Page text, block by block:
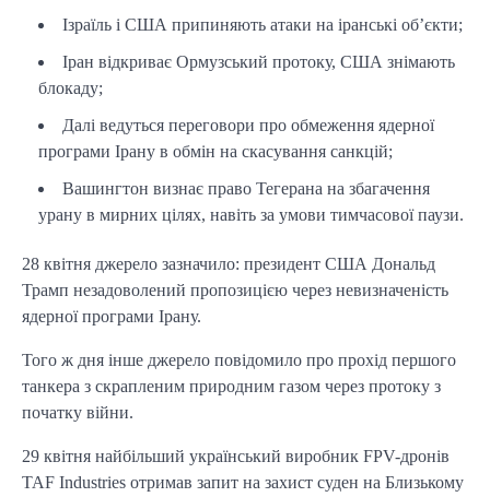
Ізраїль і США припиняють атаки на іранські об’єкти;
Іран відкриває Ормузський протоку, США знімають
блокаду;
Далі ведуться переговори про обмеження ядерної
програми Ірану в обмін на скасування санкцій;
Вашингтон визнає право Тегерана на збагачення
урану в мирних цілях, навіть за умови тимчасової паузи.
28 квітня джерело зазначило: президент США Дональд
Трамп незадоволений пропозицією через невизначеність
ядерної програми Ірану.
Того ж дня інше джерело повідомило про прохід першого
танкера з скрапленим природним газом через протоку з
початку війни.
29 квітня найбільший український виробник FPV-дронів
TAF Industries отримав запит на захист суден на Близькому